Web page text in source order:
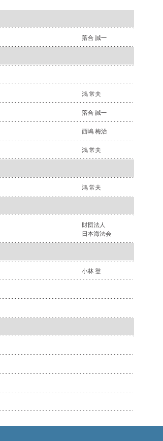
落合 誠一
鴻 常夫
落合 誠一
西嶋 梅治
鴻 常夫
鴻 常夫
財団法人
日本海法会
小林 登